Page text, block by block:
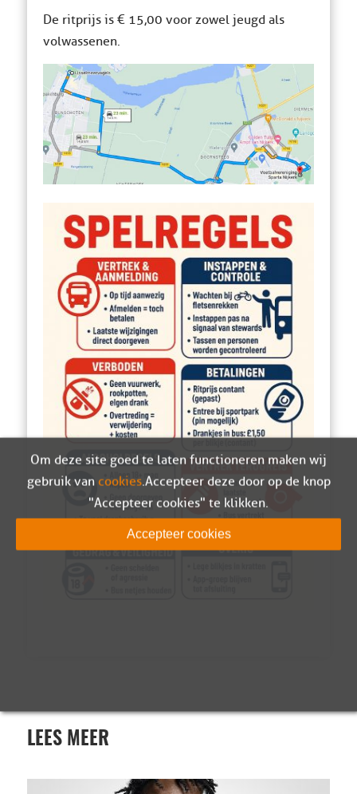
De ritprijs is € 15,00 voor zowel jeugd als
volwassenen.
LEES MEER
Om deze site goed te laten functioneren maken wij
gebruik van cookies. Accepteer deze door op de knop
"Accepteer cookies" te klikken.
Accepteer cookies